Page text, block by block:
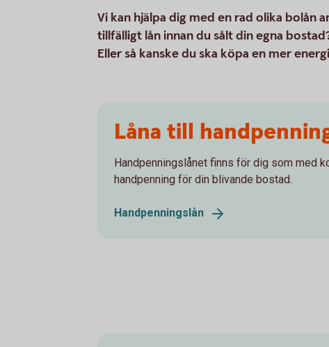
Vi kan hjälpa dig med en rad olika bolån
tillfälligt lån innan du sålt din egna
Eller så kanske du ska köpa en mer
Låna till
Handpenningslånet finns för dig som med
handpenning för din blivande bostad.
Handpenningslån